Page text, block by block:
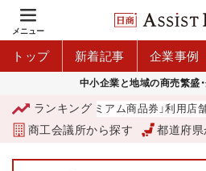
メニュー
トップ 新着記事 企業事例
中小企業と地域の商売繁盛
ランキング
「青森市プレミアム商品券」利用店舗
商工会議所から探す 都道府